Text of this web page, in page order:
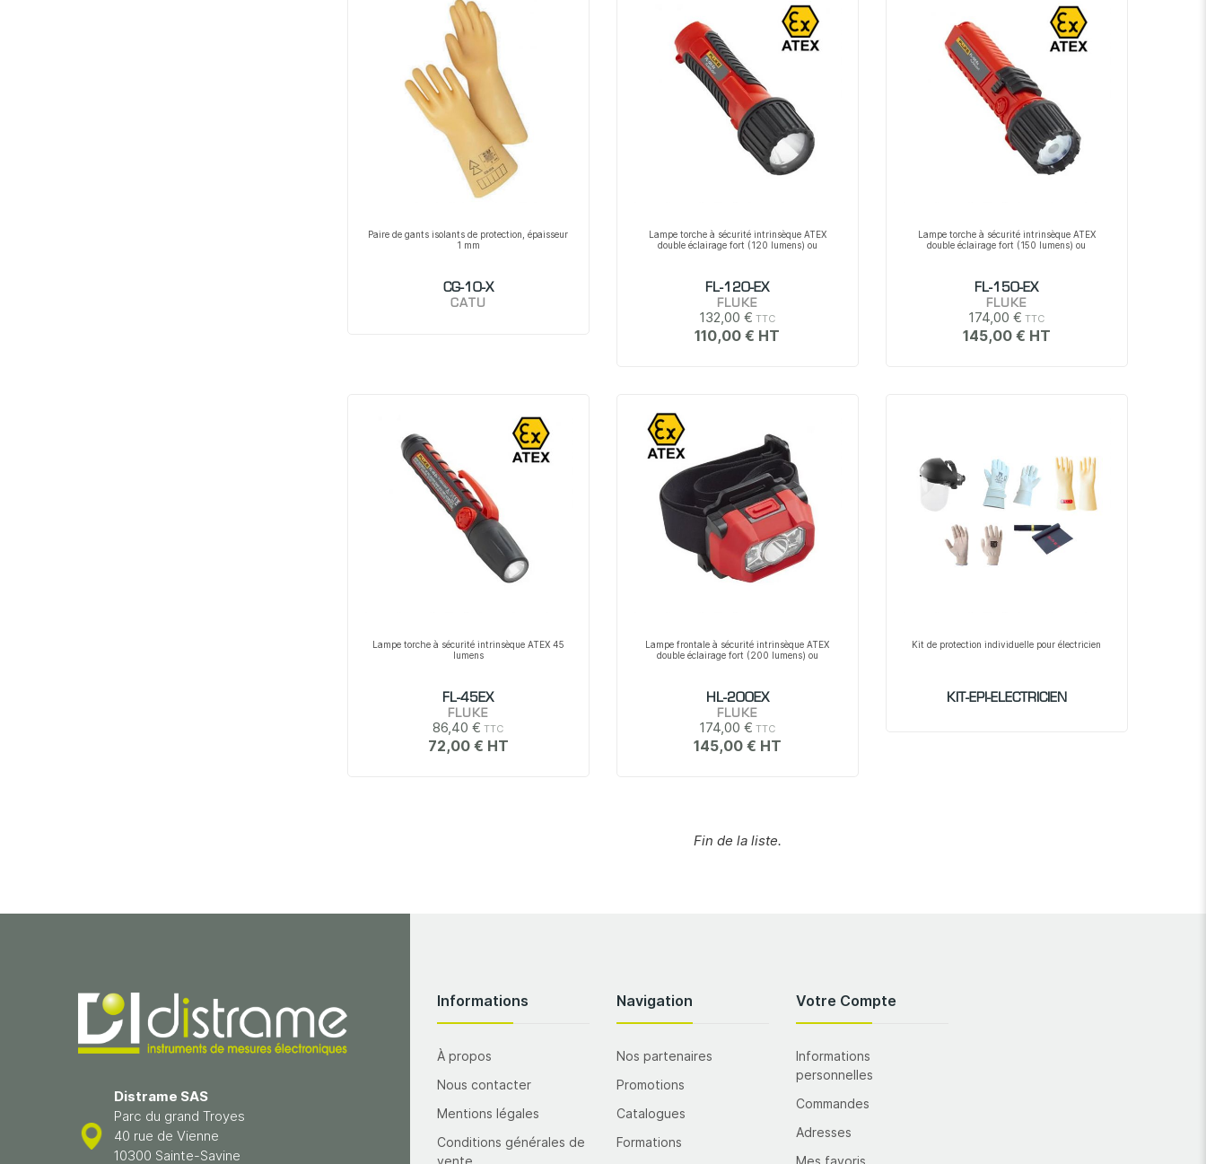
Paire de gants isolants de protection, épaisseur
1 mm
CG-10-X
CATU
Lampe torche à sécurité intrinsèque ATEX
double éclairage fort (120 lumens) ou
FL-120-EX
FLUKE
132,00 €
110,00 €
Lampe torche à sécurité intrinsèque ATEX
double éclairage fort (150 lumens) ou
FL-150-EX
FLUKE
174,00 €
145,00 €
Lampe torche à sécurité intrinsèque ATEX 45
lumens
FL-45EX
FLUKE
86,40 €
72,00 €
Lampe frontale à sécurité intrinsèque ATEX
double éclairage fort (200 lumens) ou
HL-200EX
FLUKE
174,00 €
145,00 €
Kit de protection individuelle pour électricien
KIT-EPI-ELECTRICIEN
Fin de la liste.
Distrame SAS
Parc du grand Troyes
40 rue de Vienne
10300 Sainte-Savine
Informations
À propos
Nous contacter
Mentions légales
Conditions générales de
vente
Navigation
Nos partenaires
Promotions
Catalogues
Formations
Votre Compte
Informations
personnelles
Commandes
Adresses
Mes favoris